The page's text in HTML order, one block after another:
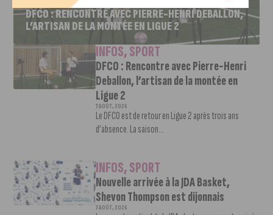
DFCO : RENCONTRE AVEC PIERRE-HENRI DEBALLON,
L’ARTISAN DE LA MONTÉE EN LIGUE 2
INFOS,SPORT
DFCO : Rencontre avec Pierre-Henri
Deballon, l’artisan de la montée en
Ligue 2
7 AOÛT, 2026
Le DFCO est de retour en Ligue 2 après trois ans
d’absence. La saison...
INFOS,SPORT
Nouvelle arrivée à la JDA Basket,
Shevon Thompson est dijonnais
7 AOÛT, 2026